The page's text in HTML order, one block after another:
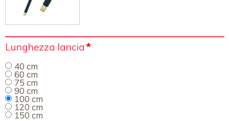
Campo
obbligatorio
Lunghezza lancia *
40 cm
60 cm
75 cm
90 cm
100 cm
120 cm
150 cm